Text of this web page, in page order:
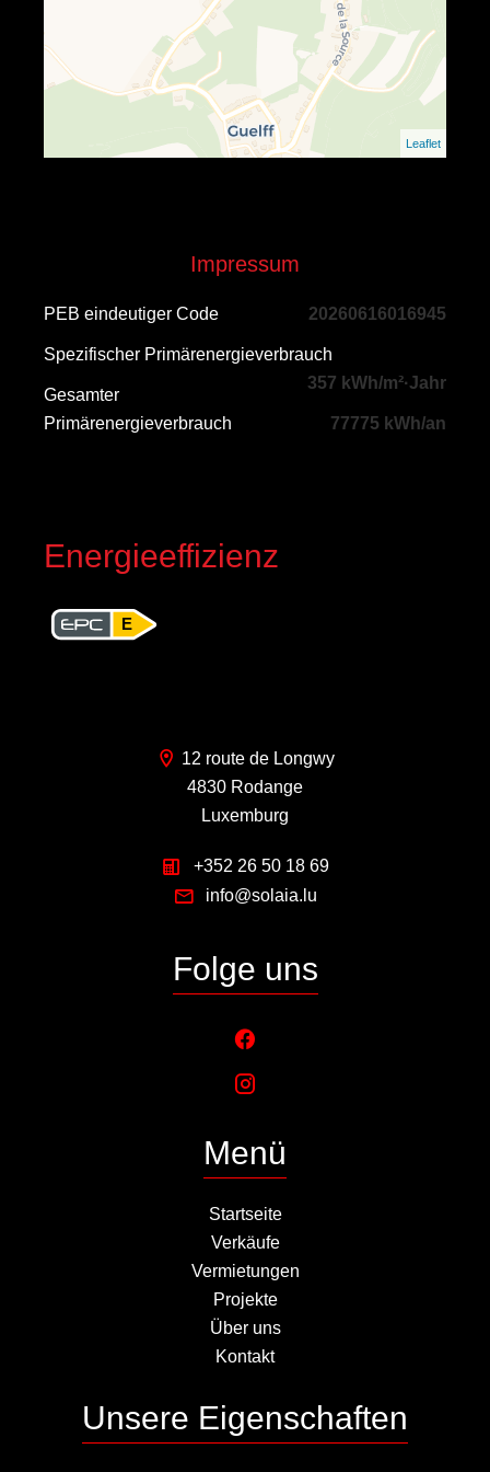
Leaflet
Impressum
PEB eindeutiger Code 20260616016945
Spezifischer Primärenergieverbrauch
357 kWh/m²·Jahr
Gesamter
Primärenergieverbrauch
77775 kWh/an
Energieeffizienz
E
12 route de Longwy
4830 Rodange
Luxemburg
+352 26 50 18 69
info@solaia.lu
Folge uns
Menü
Startseite
Verkäufe
Vermietungen
Projekte
Über uns
Kontakt
Unsere Eigenschaften